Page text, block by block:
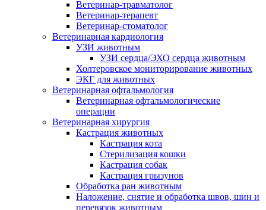
Ветеринар-травматолог
Ветеринар-терапевт
Ветеринар-стоматолог
Ветеринарная кардиология
УЗИ животным
УЗИ сердца/ЭХО сердца животным
Холтеровское мониторирование животных
ЭКГ для животных
Ветеринарная офтальмология
Ветеринарная офтальмологические
операции
Ветеринарная хирургия
Кастрация животных
Кастрация кота
Стерилизация кошки
Кастрация собак
Кастрация грызунов
Обработка ран животным
Наложение, снятие и обработка швов, шин и
перевязок животным